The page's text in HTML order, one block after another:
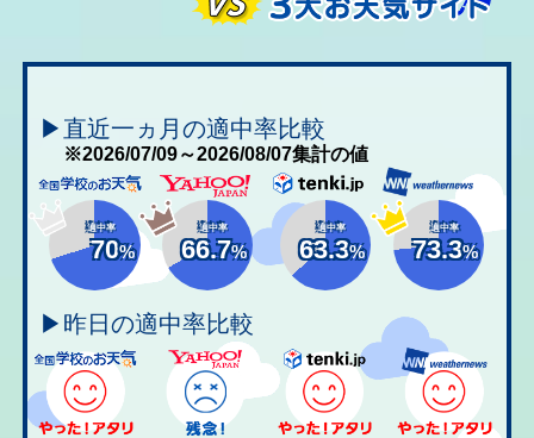
▶直近一ヵ月の適中率比較
※2026/07/09～2026/08/07集計の値
適中率
70%
適中率
66.7%
適中率
63.3%
適中率
73.3%
▶昨日の適中率比較